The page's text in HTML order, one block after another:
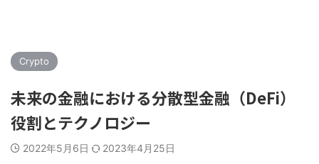
Crypto
未来の金融における分散型金融（DeFi）
役割とテクノロジー
2022年5月6日 2023年4月25日